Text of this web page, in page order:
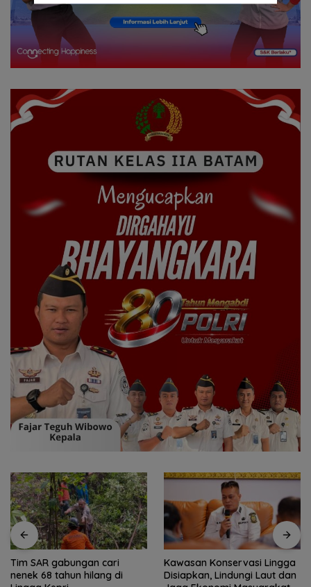
Tim SAR gabungan cari
nenek 68 tahun hilang di
Kawasan Konservasi Lingga
Disiapkan, Lindungi Laut dan